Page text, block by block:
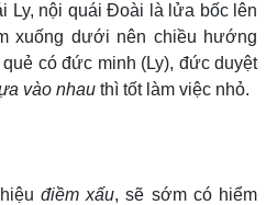
Ly, nội quái Đoài là lửa bốc lên
xuống dưới nên chiều hướng
có đức minh (Ly), đức duyệt
vào nhau thì tốt làm việc nhỏ.
hiệuđiềm xấu, sẽ sớm có hiểm